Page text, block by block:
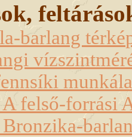
barlang
A felső-forrási